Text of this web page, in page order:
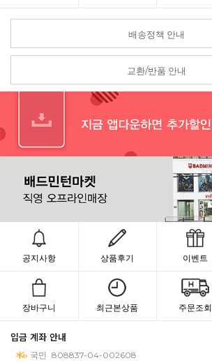
배송정책 안내
교환/반품 안내
공지사항 상품후기 이벤트
장바구니 최근본상품 주문조회
입금 계좌 안내
국민 808837-04-002608